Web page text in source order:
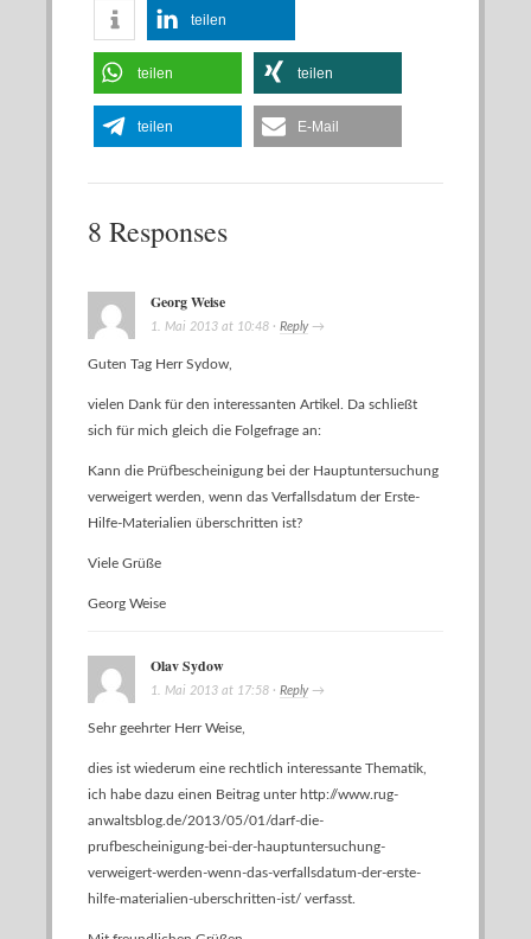
teilen
teilen teilen
teilen E-Mail
8 Responses
Georg Weise
1. Mai 2013 at 10:48 · Reply→
Guten Tag Herr Sydow,
vielen Dank für den interessanten Artikel. Da schließt
sich für mich gleich die Folgefrage an:
Kann die Prüfbescheinigung bei der Hauptuntersuchung
verweigert werden, wenn das Verfallsdatum der Erste-
Hilfe-Materialien überschritten ist?
Viele Grüße
Georg Weise
Olav Sydow
1. Mai 2013 at 17:58 · Reply→
Sehr geehrter Herr Weise,
dies ist wiederum eine rechtlich interessante Thematik,
ich habe dazu einen Beitrag unter http://www.rug-
anwaltsblog.de/2013/05/01/darf-die-
prufbescheinigung-bei-der-hauptuntersuchung-
verweigert-werden-wenn-das-verfallsdatum-der-erste-
hilfe-materialien-uberschritten-ist/ verfasst.